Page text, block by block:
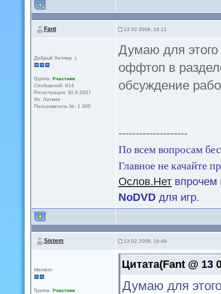
Fant 13 02 2008, 16:11
Добрый Хелпер :)
Группа: Участник
Сообщений: 814
Регистрация: 30.9.2007
Из: Латвия
Пользователь №: 1 300
Думаю для
оффтоп в
обсуждение
--------------------
По всем вопросам
Главное не качайте
Ослов.Нет впрочем
NoDVD для игр.
Sistem 13 02 2008, 18:49
Member
Группа: Участник
Цитата(Fant @ 13
Думаю для